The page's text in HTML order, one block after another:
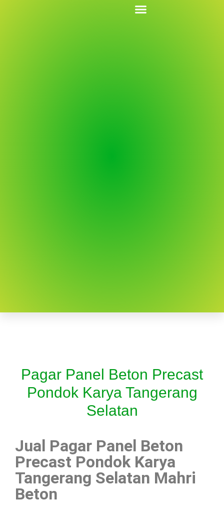
Pagar Panel Beton Precast
Pondok Karya Tangerang
Selatan
Jual Pagar Panel Beton
Precast Pondok Karya
Tangerang Selatan Mahri
Beton